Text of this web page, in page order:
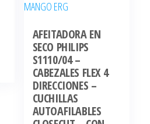
AFEITADORA EN
SECO PHILIPS
S1110/04 –
CABEZALES FLEX 4
DIRECCIONES –
CUCHILLAS
AUTOAFILABLES